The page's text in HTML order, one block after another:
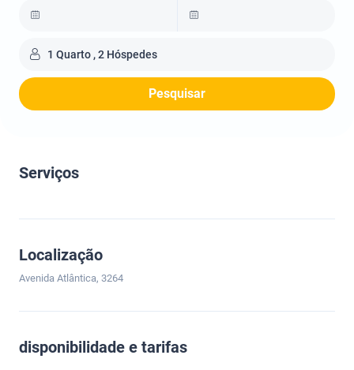
1 Quarto , 2 Hóspedes
Pesquisar
Serviços
Localização
Avenida Atlântica, 3264
disponibilidade e tarifas